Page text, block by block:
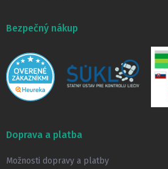
Bezpečný nákup
Doprava a platba
Možnosti dopravy a platby